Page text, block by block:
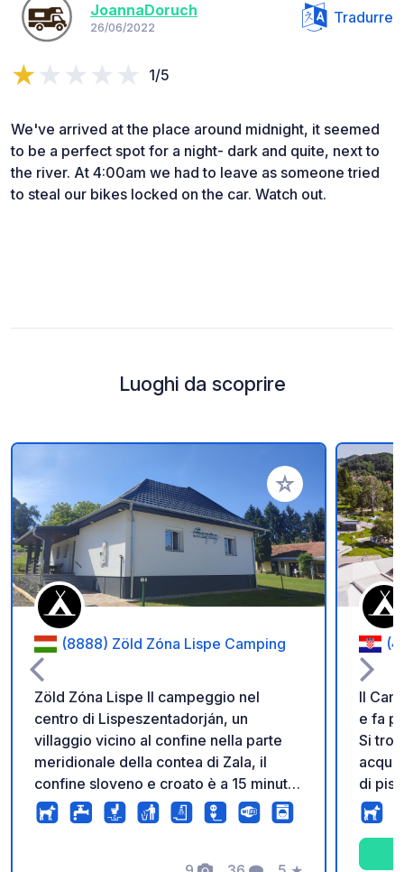
JoannaDoruch
26/06/2022
Tradurre
1/5
We've arrived at the place around midnight, it seemed
to be a perfect spot for a night- dark and quite, next to
the river. At 4:00am we had to leave as someone tried
to steal our bikes locked on the car. Watch out.
Luoghi da scoprire
Aggiungi ai tuoi
(8888) Zöld Zóna Lispe Camping
Zöld Zóna Lispe Il campeggio nel
centro di Lispeszentadorján, un
villaggio vicino al confine nella parte
meridionale della contea di Zala, il
confine sloveno e croato è a 15 minuti
di auto. Sulla nostra superficie di 5000
mq possono essere sistemate
Il
e fa
Si
di
Vita
La